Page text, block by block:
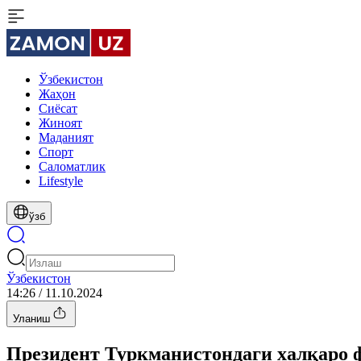
Ўзбекистон
Жаҳон
Сиёсат
Жиноят
Маданият
Спорт
Cаломатлик
Lifestyle
ўзб
Ўзбекистон
14:26 / 11.10.2024
Уланиш
Президент Туркманистондаги халқаро